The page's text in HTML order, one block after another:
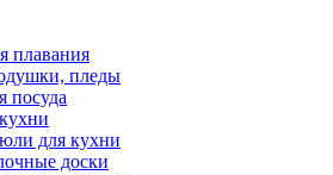
плавания
пледы
посуда
для кухни
доски